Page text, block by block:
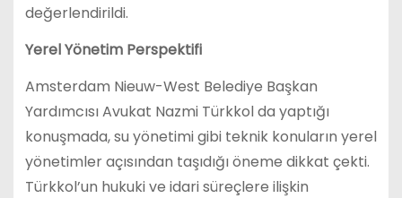
değerlendirildi.
Yerel Yönetim Perspektifi
Amsterdam Nieuw-West Belediye Başkan
Yardımcısı Avukat Nazmi Türkkol da yaptığı
konuşmada, su yönetimi gibi teknik konuların yerel
yönetimler açısından taşıdığı öneme dikkat çekti.
Türkkol’un hukuki ve idari süreçlere ilişkin